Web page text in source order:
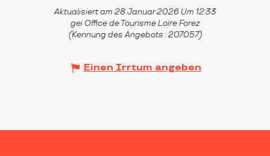
Aktualisiert am 28 Januar 2026 Um 12:33
gei Office de Tourisme Loire Forez
(Kennung des Angebots :207057)
Einen Irrtum angeben